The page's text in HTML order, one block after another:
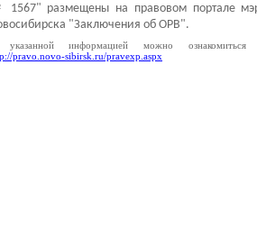
размещены на правовом портале
"Заключения об ОРВ".
информацией можно ознакомиться
pravo.novo-sibirsk.ru/pravexp.aspx